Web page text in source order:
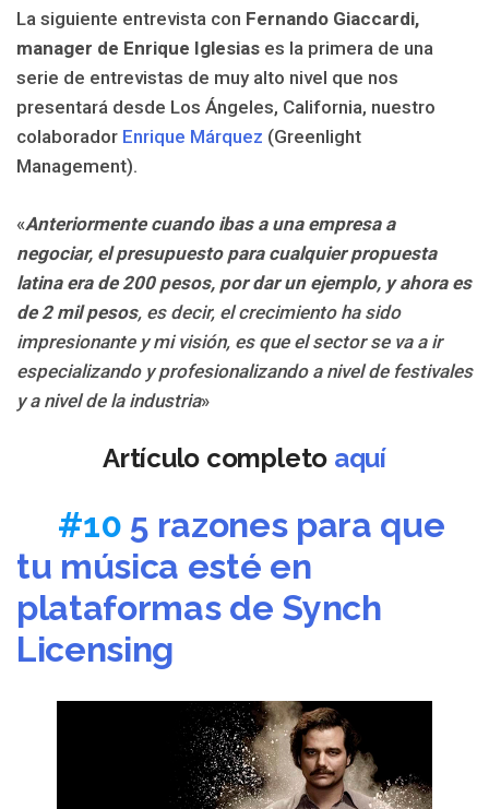
La siguiente entrevista con Fernando Giaccardi,
manager de Enrique Iglesias es la primera de una
serie de entrevistas de muy alto nivel que nos
presentará desde Los Ángeles, California, nuestro
colaborador Enrique Márquez (Greenlight
Management).
«Anteriormente cuando ibas a una empresa a
negociar, el presupuesto para cualquier propuesta
latina era de 200 pesos, por dar un ejemplo, y ahora es
de 2 mil pesos, es decir, el crecimiento ha sido
impresionante y mi visión, es que el sector se va a ir
especializando y profesionalizando a nivel de festivales
y a nivel de la industria»
Artículo completo aquí
#10 5 razones para que
tu música esté en
plataformas de Synch
Licensing